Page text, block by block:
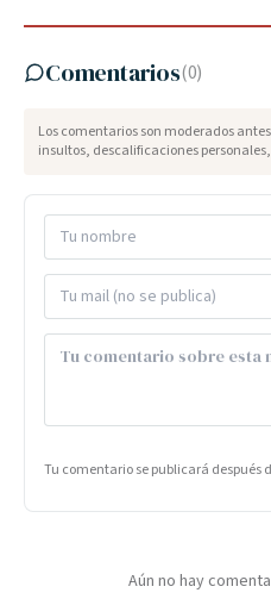
Comentarios(0)
Los comentarios son moderados
insultos, descalificaciones
Tu comentario se publicará después
Aún no hay